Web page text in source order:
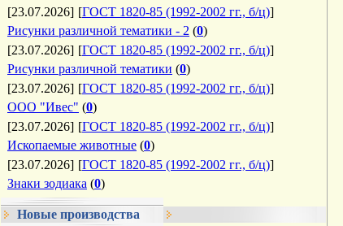
[23.07.2026] [ГОСТ 1820-85 (1992-2002 гг., б/ц)]
Рисунки различной тематики - 2 (0)
[23.07.2026] [ГОСТ 1820-85 (1992-2002 гг., б/ц)]
Рисунки различной тематики (0)
[23.07.2026] [ГОСТ 1820-85 (1992-2002 гг., б/ц)]
ООО "Ивес" (0)
[23.07.2026] [ГОСТ 1820-85 (1992-2002 гг., б/ц)]
Ископаемые животные (0)
[23.07.2026] [ГОСТ 1820-85 (1992-2002 гг., б/ц)]
Знаки зодиака (0)
Новые производства